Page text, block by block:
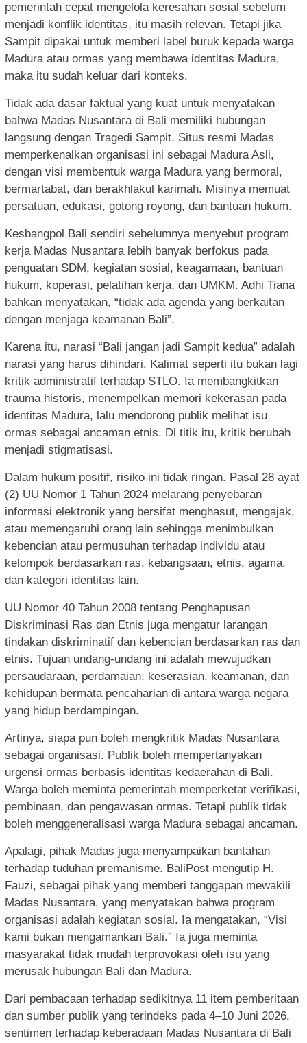
pemerintah cepat mengelola keresahan sosial sebelum
menjadi konflik identitas, itu masih relevan. Tetapi jika
Sampit dipakai untuk memberi label buruk kepada warga
Madura atau ormas yang membawa identitas Madura,
maka itu sudah keluar dari konteks.
Tidak ada dasar faktual yang kuat untuk menyatakan
bahwa Madas Nusantara di Bali memiliki hubungan
langsung dengan Tragedi Sampit. Situs resmi Madas
memperkenalkan organisasi ini sebagai Madura Asli,
dengan visi membentuk warga Madura yang bermoral,
bermartabat, dan berakhlakul karimah. Misinya memuat
persatuan, edukasi, gotong royong, dan bantuan hukum.
Kesbangpol Bali sendiri sebelumnya menyebut program
kerja Madas Nusantara lebih banyak berfokus pada
penguatan SDM, kegiatan sosial, keagamaan, bantuan
hukum, koperasi, pelatihan kerja, dan UMKM. Adhi Tiana
bahkan menyatakan, “tidak ada agenda yang berkaitan
dengan menjaga keamanan Bali”.
Karena itu, narasi “Bali jangan jadi Sampit kedua” adalah
narasi yang harus dihindari. Kalimat seperti itu bukan lagi
kritik administratif terhadap STLO. Ia membangkitkan
trauma historis, menempelkan memori kekerasan pada
identitas Madura, lalu mendorong publik melihat isu
ormas sebagai ancaman etnis. Di titik itu, kritik berubah
menjadi stigmatisasi.
Dalam hukum positif, risiko ini tidak ringan. Pasal 28 ayat
(2) UU Nomor 1 Tahun 2024 melarang penyebaran
informasi elektronik yang bersifat menghasut, mengajak,
atau memengaruhi orang lain sehingga menimbulkan
kebencian atau permusuhan terhadap individu atau
kelompok berdasarkan ras, kebangsaan, etnis, agama,
dan kategori identitas lain.
UU Nomor 40 Tahun 2008 tentang Penghapusan
Diskriminasi Ras dan Etnis juga mengatur larangan
tindakan diskriminatif dan kebencian berdasarkan ras dan
etnis. Tujuan undang-undang ini adalah mewujudkan
persaudaraan, perdamaian, keserasian, keamanan, dan
kehidupan bermata pencaharian di antara warga negara
yang hidup berdampingan.
Artinya, siapa pun boleh mengkritik Madas Nusantara
sebagai organisasi. Publik boleh mempertanyakan
urgensi ormas berbasis identitas kedaerahan di Bali.
Warga boleh meminta pemerintah memperketat verifikasi,
pembinaan, dan pengawasan ormas. Tetapi publik tidak
boleh menggeneralisasi warga Madura sebagai ancaman.
Apalagi, pihak Madas juga menyampaikan bantahan
terhadap tuduhan premanisme. BaliPost mengutip H.
Fauzi, sebagai pihak yang memberi tanggapan mewakili
Madas Nusantara, yang menyatakan bahwa program
organisasi adalah kegiatan sosial. Ia mengatakan, “Visi
kami bukan mengamankan Bali.” Ia juga meminta
masyarakat tidak mudah terprovokasi oleh isu yang
merusak hubungan Bali dan Madura.
Dari pembacaan terhadap sedikitnya 11 item pemberitaan
dan sumber publik yang terindeks pada 4–10 Juni 2026,
sentimen terhadap keberadaan Madas Nusantara di Bali